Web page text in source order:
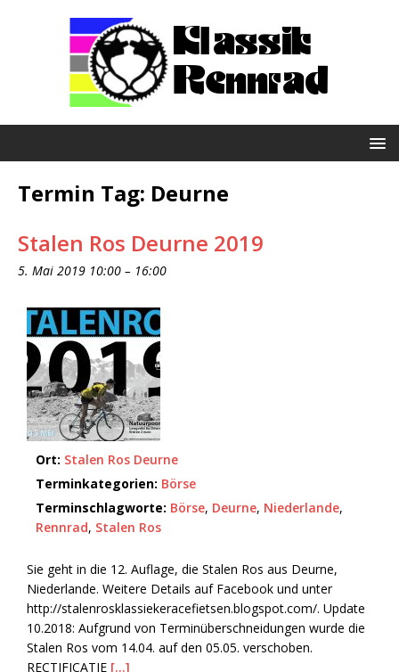
Termin Tag: Deurne
Stalen Ros Deurne 2019
5. Mai 2019 10:00 – 16:00
Ort: Stalen Ros Deurne
Terminkategorien: Börse
Terminschlagworte: Börse, Deurne, Niederlande,
Rennrad, Stalen Ros
Sie geht in die 12. Auflage, die Stalen Ros aus Deurne,
Niederlande. Weitere Details auf Facebook und unter
http://stalenrosklassiekeracefietsen.blogspot.com/. Update
10.2018: Aufgrund von Terminüberschneidungen wurde die
Stalen Ros vom 14.04. auf den 05.05. verschoben.
RECTIFICATIE […]